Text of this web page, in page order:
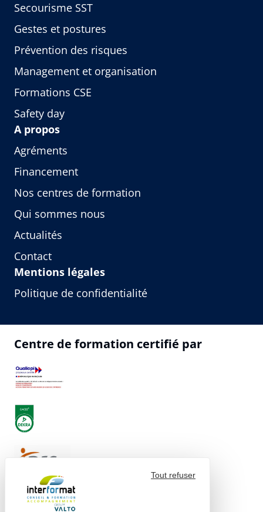
Secourisme SST
Gestes et postures
Prévention des risques
Management et organisation
Formations CSE
Safety day
A propos
Agréments
Financement
Nos centres de formation
Qui sommes nous
Actualités
Contact
Mentions légales
Politique de confidentialité
Centre de formation certifié par
Tout refuser